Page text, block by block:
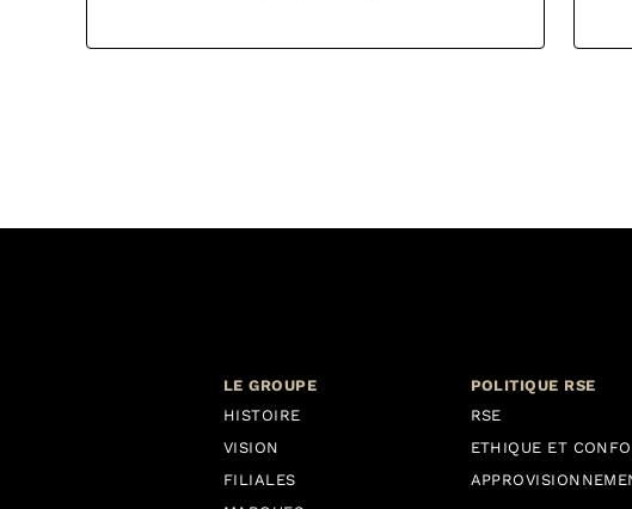
LE GROUPE
HISTOIRE
VISION
FILIALES
POLITIQUE RSE
RSE
ETHIQUE ET